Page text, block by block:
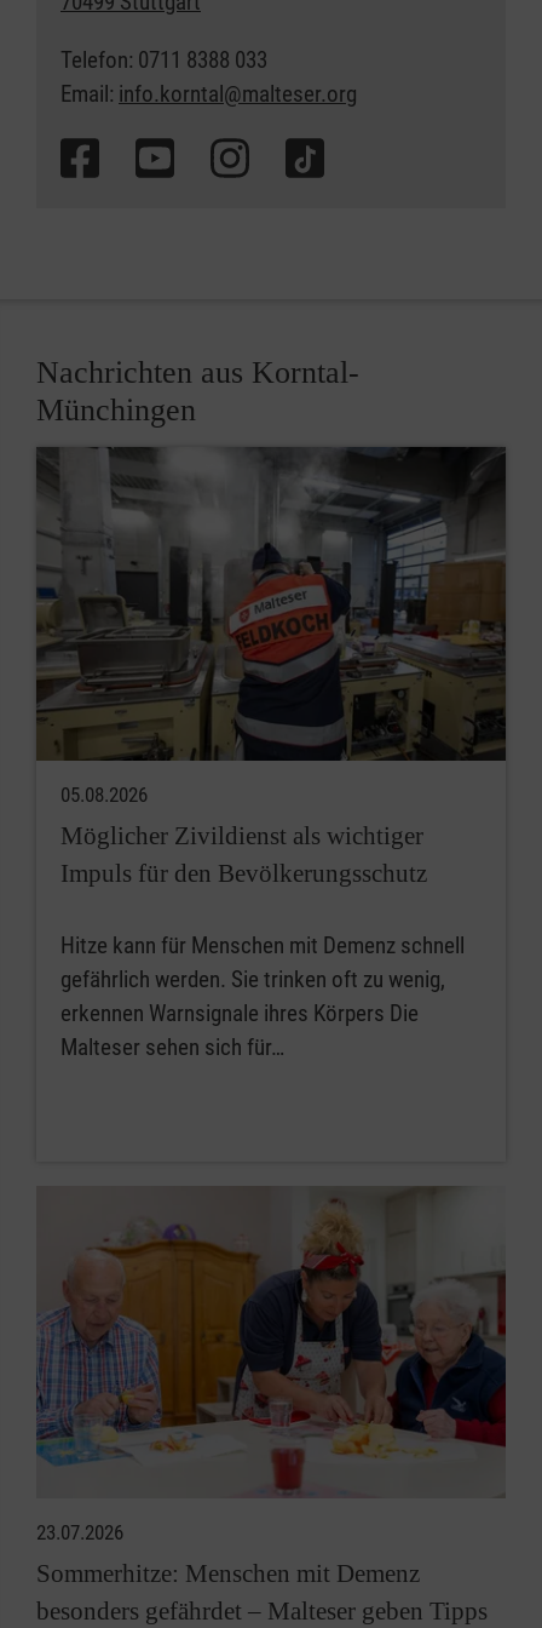
Telefon: 0711 8388 033
Email: info.korntal@malteser.org
Nachrichten aus Korntal-
Münchingen
05.08.2026
Möglicher Zivildienst als wichtiger
Impuls für den Bevölkerungsschutz
Hitze kann für Menschen mit Demenz schnell
gefährlich werden. Sie trinken oft zu wenig,
erkennen Warnsignale ihres Körpers Die
Malteser sehen sich für…
23.07.2026
Sommerhitze: Menschen mit Demenz
besonders gefährdet – Malteser geben Tipps